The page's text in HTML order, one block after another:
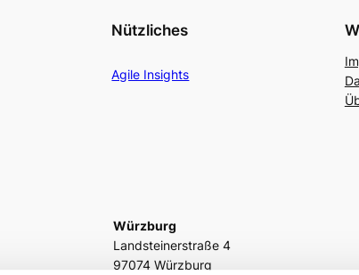
Nützliches
Agile Insights
Würzburg
Landsteinerstraße 4
97074 Würzburg